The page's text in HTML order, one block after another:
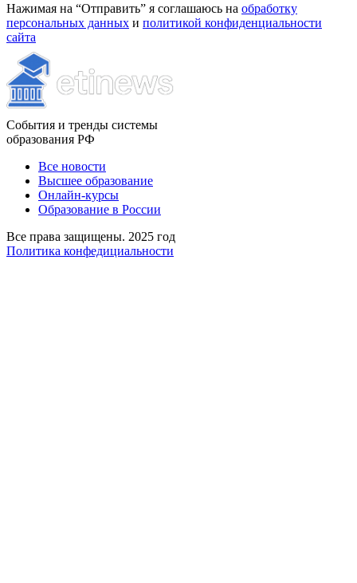
Нажимая на “Отправить” я соглашаюсь на обработку
персональных данных и политикой конфиденциальности
сайта
События и тренды системы
образования РФ
Все новости
Высшее образование
Онлайн-курсы
Образование в России
Все права защищены. 2025 год
Политика конфедициальности